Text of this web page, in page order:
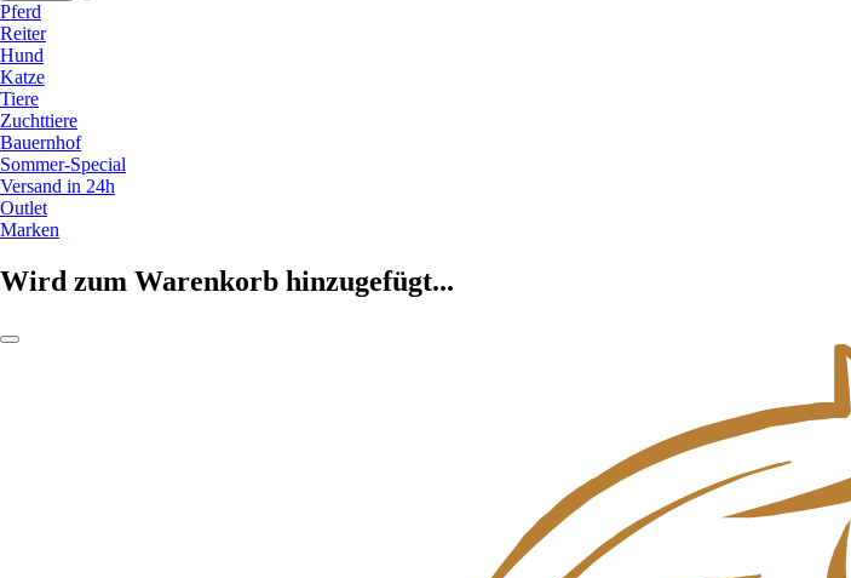
Pferd
Reiter
Hund
Katze
Tiere
Zuchttiere
Bauernhof
Sommer-Special
Versand in 24h
Outlet
Marken
Wird zum Warenkorb hinzugefügt...